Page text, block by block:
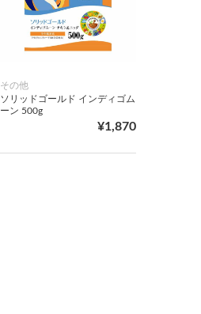
その他
ソリッドゴールド インディゴム
ーン 500g
¥1,870